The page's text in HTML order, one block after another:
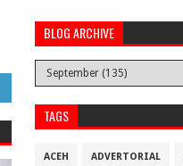
BLOG ARCHIVE
TAGS
ACEH ADVERTORIAL